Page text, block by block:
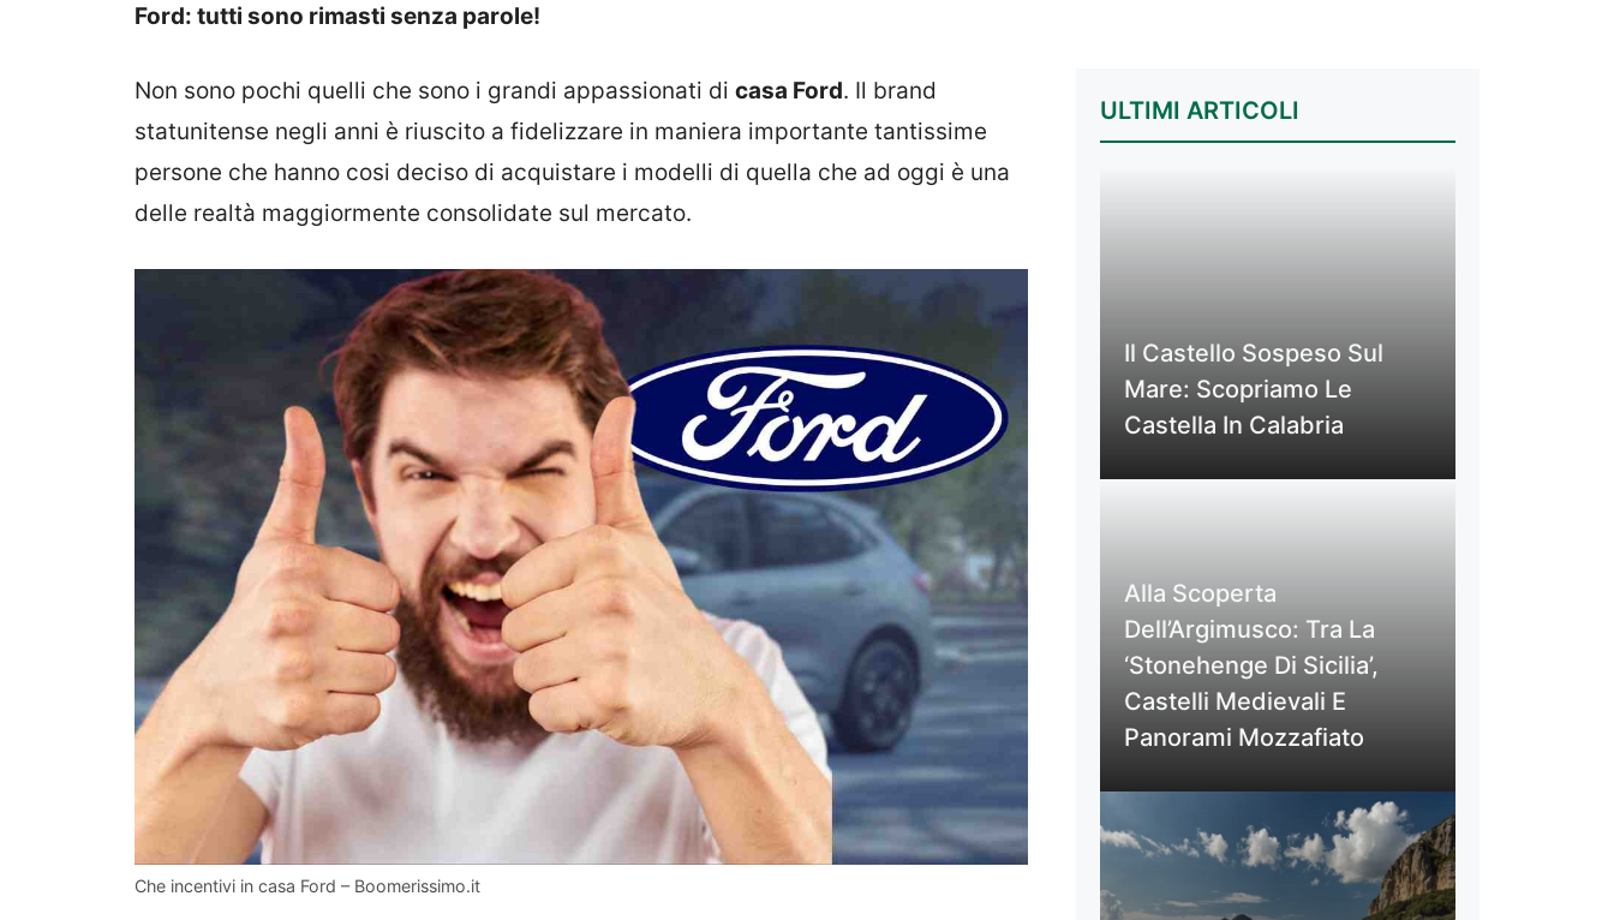
Ford: tutti sono rimasti senza parole!
Non sono pochi quelli che sono i grandi appassionati di casa Ford. Il brand
statunitense negli anni è riuscito a fidelizzare in maniera importante tantissime
persone che hanno cosi deciso di acquistare i modelli di quella che ad oggi è una
delle realtà maggiormente consolidate sul mercato.
Che incentivi in casa Ford – Boomerissimo.it
ULTIMI ARTICOLI
Il Castello Sospeso Sul
Mare: Scopriamo Le
Castella In Calabria
Alla Scoperta
Dell’Argimusco: Tra La
‘Stonehenge Di Sicilia’,
Castelli Medievali E
Panorami Mozzafiato